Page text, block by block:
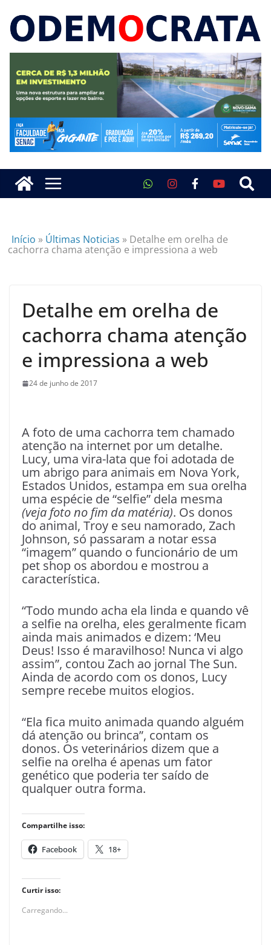
Início » Últimas Noticias » Detalhe em orelha de
cachorra chama atenção e impressiona a web
Detalhe em orelha de
cachorra chama atenção
e impressiona a web
24 de junho de 2017
A foto de uma cachorra tem chamado
atenção na internet por um detalhe.
Lucy, uma vira-lata que foi adotada de
um abrigo para animais em Nova York,
Estados Unidos, estampa em sua orelha
uma espécie de “selfie” dela mesma
(veja foto no fim da matéria). Os donos
do animal, Troy e seu namorado, Zach
Johnson, só passaram a notar essa
“imagem” quando o funcionário de um
pet shop os abordou e mostrou a
característica.
“Todo mundo acha ela linda e quando vê
a selfie na orelha, eles geralmente ficam
ainda mais animados e dizem: ‘Meu
Deus! Isso é maravilhoso! Nunca vi algo
assim”, contou Zach ao jornal The Sun.
Ainda de acordo com os donos, Lucy
sempre recebe muitos elogios.
“Ela fica muito animada quando alguém
dá atenção ou brinca”, contam os
donos. Os veterinários dizem que a
selfie na orelha é apenas um fator
genético que poderia ter saído de
qualquer outra forma.
Compartilhe isso:
Facebook 18+
Curtir isso:
Carregando...